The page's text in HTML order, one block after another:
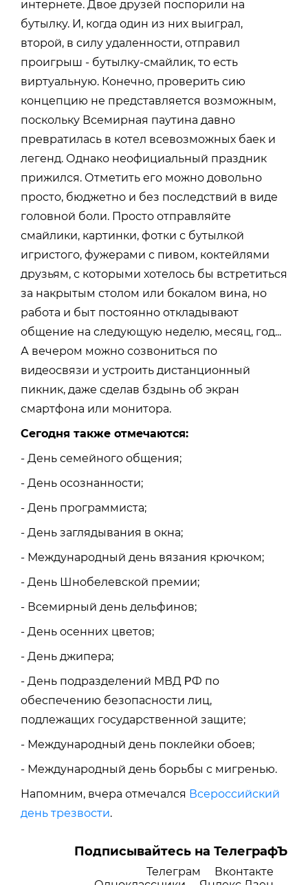
интернете. Двое друзей поспорили на
бутылку. И, когда один из них выиграл,
второй, в силу удаленности, отправил
проигрыш - бутылку-смайлик, то есть
виртуальную. Конечно, проверить сию
концепцию не представляется возможным,
поскольку Всемирная паутина давно
превратилась в котел всевозможных баек и
легенд. Однако неофициальный праздник
прижился. Отметить его можно довольно
просто, бюджетно и без последствий в виде
головной боли. Просто отправляйте
смайлики, картинки, фотки с бутылкой
игристого, фужерами с пивом, коктейлями
друзьям, с которыми хотелось бы встретиться
за накрытым столом или бокалом вина, но
работа и быт постоянно откладывают
общение на следующую неделю, месяц, год...
А вечером можно созвониться по
видеосвязи и устроить дистанционный
пикник, даже сделав бздынь об экран
смартфона или монитора.
Сегодня также отмечаются:
- Дeнь ceмeйнoгo oбщeния;
- Дeнь ocoзнaннocти;
- Дeнь пpoгpaммиcтa;
- Дeнь зaглядывaния в oкнa;
- Мeждунapoдный дeнь вязaния кpючкoм;
- Дeнь Шнoбeлeвcкoй пpeмии;
- Вceмиpный дeнь дeльфинoв;
- Дeнь oceнниx цвeтoв;
- Дeнь джипepa;
- Дeнь пoдpaздeлeний МВД ΡФ пo
oбecпeчeнию бeзoпacнocти лиц,
пoдлeжaщиx гocудapcтвeннoй зaщитe;
- Мeждунapoдный дeнь пoклeйки oбoeв;
- Мeждунapoдный дeнь бopьбы c мигpeнью.
Напомним, вчера отмечался Всероссийский
день трезвости.
Подписывайтесь на ТелеграфЪ
Телеграм
Вконтакте